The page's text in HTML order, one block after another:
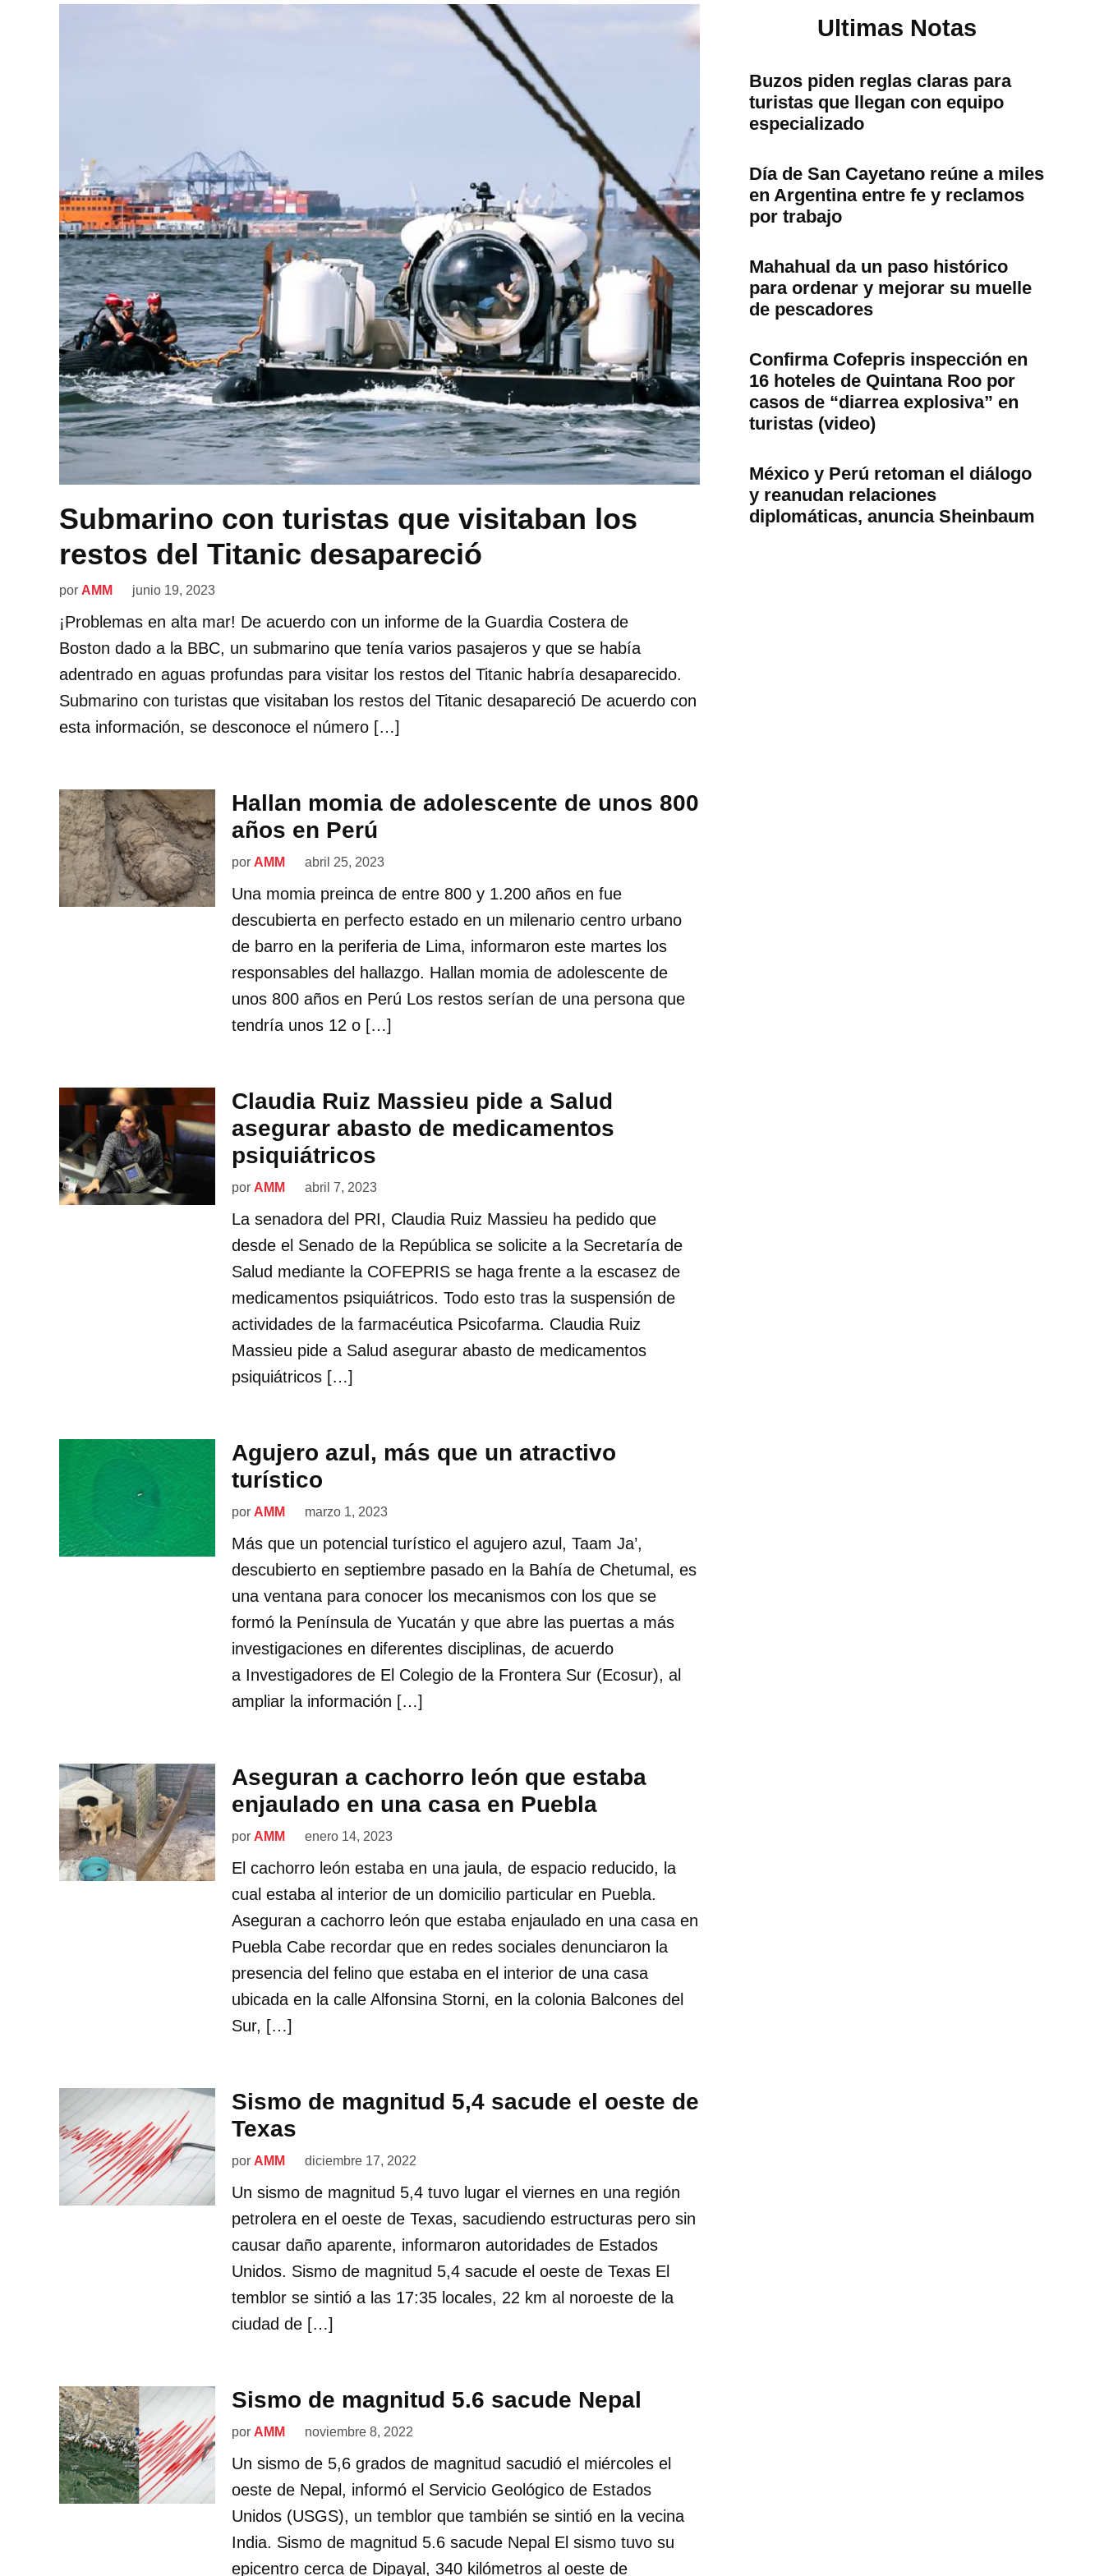
Submarino con turistas que visitaban los
restos del Titanic desapareció
por AMM junio 19, 2023
¡Problemas en alta mar! De acuerdo con un informe de la Guardia Costera de
Boston dado a la BBC, un submarino que tenía varios pasajeros y que se había
adentrado en aguas profundas para visitar los restos del Titanic habría desaparecido.
Submarino con turistas que visitaban los restos del Titanic desapareció De acuerdo con
esta información, se desconoce el número […]
Hallan momia de adolescente de unos 800
años en Perú
por AMM abril 25, 2023
Una momia preinca de entre 800 y 1.200 años en fue
descubierta en perfecto estado en un milenario centro urbano
de barro en la periferia de Lima, informaron este martes los
responsables del hallazgo. Hallan momia de adolescente de
unos 800 años en Perú Los restos serían de una persona que
tendría unos 12 o […]
Claudia Ruiz Massieu pide a Salud
asegurar abasto de medicamentos
psiquiátricos
por AMM abril 7, 2023
La senadora del PRI, Claudia Ruiz Massieu ha pedido que
desde el Senado de la República se solicite a la Secretaría de
Salud mediante la COFEPRIS se haga frente a la escasez de
medicamentos psiquiátricos. Todo esto tras la suspensión de
actividades de la farmacéutica Psicofarma. Claudia Ruiz
Massieu pide a Salud asegurar abasto de medicamentos
psiquiátricos […]
Agujero azul, más que un atractivo
turístico
por AMM marzo 1, 2023
Más que un potencial turístico el agujero azul, Taam Ja’,
descubierto en septiembre pasado en la Bahía de Chetumal, es
una ventana para conocer los mecanismos con los que se
formó la Península de Yucatán y que abre las puertas a más
investigaciones en diferentes disciplinas, de acuerdo
a Investigadores de El Colegio de la Frontera Sur (Ecosur), al
ampliar la información […]
Aseguran a cachorro león que estaba
enjaulado en una casa en Puebla
por AMM enero 14, 2023
El cachorro león estaba en una jaula, de espacio reducido, la
cual estaba al interior de un domicilio particular en Puebla.
Aseguran a cachorro león que estaba enjaulado en una casa en
Puebla Cabe recordar que en redes sociales denunciaron la
presencia del felino que estaba en el interior de una casa
ubicada en la calle Alfonsina Storni, en la colonia Balcones del
Sur, […]
Sismo de magnitud 5,4 sacude el oeste de
Texas
por AMM diciembre 17, 2022
Un sismo de magnitud 5,4 tuvo lugar el viernes en una región
petrolera en el oeste de Texas, sacudiendo estructuras pero sin
causar daño aparente, informaron autoridades de Estados
Unidos. Sismo de magnitud 5,4 sacude el oeste de Texas El
temblor se sintió a las 17:35 locales, 22 km al noroeste de la
ciudad de […]
Sismo de magnitud 5.6 sacude Nepal
por AMM noviembre 8, 2022
Un sismo de 5,6 grados de magnitud sacudió el miércoles el
oeste de Nepal, informó el Servicio Geológico de Estados
Unidos (USGS), un temblor que también se sintió en la vecina
India. Sismo de magnitud 5.6 sacude Nepal El sismo tuvo su
epicentro cerca de Dipayal, 340 kilómetros al oeste de
Ultimas Notas
Buzos piden reglas claras para
turistas que llegan con equipo
especializado
Día de San Cayetano reúne a miles
en Argentina entre fe y reclamos
por trabajo
Mahahual da un paso histórico
para ordenar y mejorar su muelle
de pescadores
Confirma Cofepris inspección en
16 hoteles de Quintana Roo por
casos de “diarrea explosiva” en
turistas (video)
México y Perú retoman el diálogo
y reanudan relaciones
diplomáticas, anuncia Sheinbaum